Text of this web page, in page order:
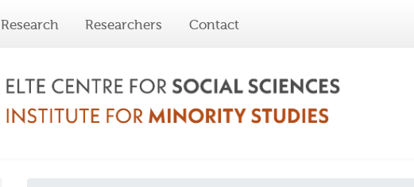
Research Researchers Contact